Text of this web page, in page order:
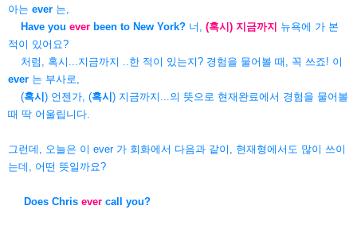
아는 ever 는,
Have you ever been to New York? 너, (혹시) 지금까지 뉴욕에 가 본
적이 있어요?
처럼, 혹시...지금까지 ..한 적이 있는지? 경험을 물어볼 때, 꼭 쓰죠! 이
ever 는 부사로,
(혹시 ) 언젠가, (혹시 ) 지금까지...의 뜻으로 현재완료에서 경험을 물어볼
때 딱 어울립니다.
그런데, 오늘은 이 ever 가 회화에서 다음과 같이, 현재형에서도 많이 쓰이
는데, 어떤 뜻일까요?
Does Chris ever call you?